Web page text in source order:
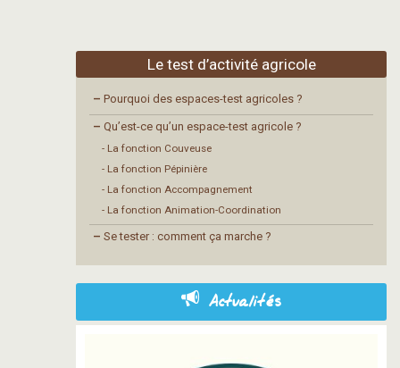
Le test d’activité agricole
– Pourquoi des espaces-test agricoles ?
– Qu’est-ce qu’un espace-test agricole ?
- La fonction Couveuse
- La fonction Pépinière
- La fonction Accompagnement
- La fonction Animation-Coordination
– Se tester : comment ça marche ?
Actualités